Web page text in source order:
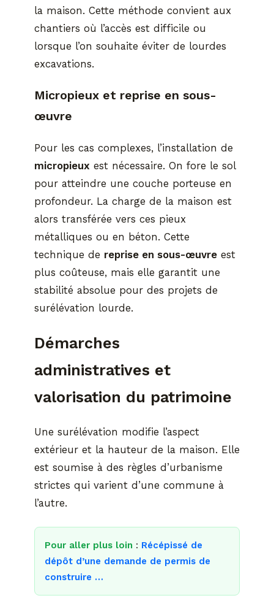
la maison. Cette méthode convient aux
chantiers où l’accès est difficile ou
lorsque l’on souhaite éviter de lourdes
excavations.
Micropieux et reprise en sous-
œuvre
Pour les cas complexes, l’installation de
micropieux est nécessaire. On fore le sol
pour atteindre une couche porteuse en
profondeur. La charge de la maison est
alors transférée vers ces pieux
métalliques ou en béton. Cette
technique de reprise en sous-œuvre est
plus coûteuse, mais elle garantit une
stabilité absolue pour des projets de
surélévation lourde.
Démarches
administratives et
valorisation du patrimoine
Une surélévation modifie l’aspect
extérieur et la hauteur de la maison. Elle
est soumise à des règles d’urbanisme
strictes qui varient d’une commune à
l’autre.
Pour aller plus loin : Récépissé de
dépôt d’une demande de permis de
construire …